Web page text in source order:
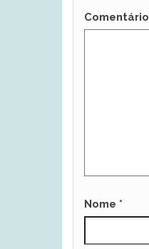
Comentário
Nome *